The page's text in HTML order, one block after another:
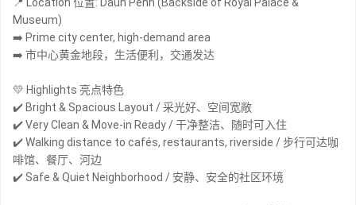
Museum)
➡️ Prime city center, high-demand area
➡️ 市中心黄金地段，生活便利，交通发达
💛 Highlights 亮点特色
✔️ Bright & Spacious Layout / 采光好、空间宽敞
✔️ Very Clean & Move-in Ready / 干净整洁、随时可入住
✔️ Walking distance to cafés, restaurants, riverside / 步行可达咖
啡馆、餐厅、河边
✔️ Safe & Quiet Neighborhood / 安静、安全的社区环境